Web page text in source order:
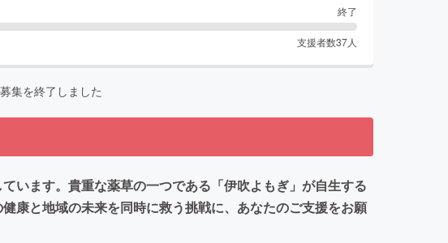
終了
支援者数37人
集を終了しました
います。貴重な薬草の一つである「伊吹よもぎ」が自生する
康と地域の未来を同時に救う挑戦に、あなたのご支援をお願